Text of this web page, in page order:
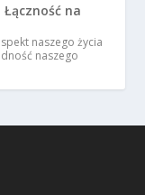
na
naszego życia
naszego